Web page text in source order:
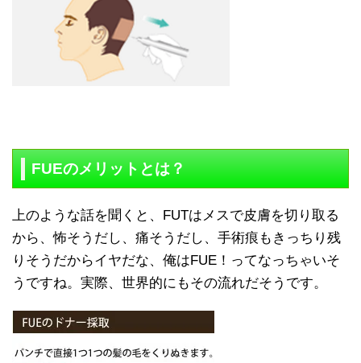
FUEのメリットとは？
上のような話を聞くと、FUTはメスで皮膚を切り取る
から、怖そうだし、痛そうだし、手術痕もきっちり残
りそうだからイヤだな、俺はFUE！ってなっちゃいそ
うですね。実際、世界的にもその流れだそうです。